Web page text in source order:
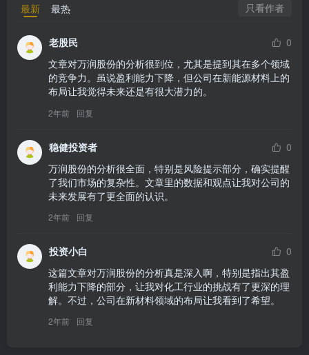
最新 最热 只看作者
老股民
0
文章对万润股份的分析很到位，尤其是提到其在多个领域
的竞争力。虽说盈利能力下降，但公司在新能源材料上的
布局让我觉得未来还是有很大潜力的。
2年前 回复
稳健投资者
0
万润股份的分析很全面，特别是风险提示部分，确实提醒
了我们市场的复杂性。文章里的数据和观点让我对公司的
未来发展有了更全面的认识。
2年前 回复
投资小白
0
这篇文章对万润股份的分析真是深入啊，特别是指出其盈
利能力下降的部分，让我对化工行业的挑战有了更深的理
解。不过，公司在新材料领域的布局让我看到了希望。
2年前 回复